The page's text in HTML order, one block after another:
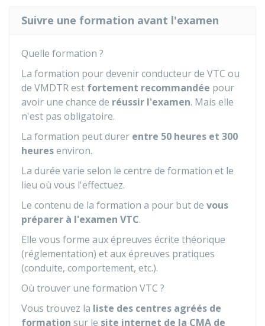
Suivre une formation avant l'examen
Quelle formation ?
La formation pour devenir conducteur de VTC ou
de VMDTRest fortement recommandée pour
avoir une chance de réussir l'examen. Mais elle
n'est pas obligatoire.
La formation peut durer entre 50 heures et 300
heuresenviron.
La durée varie selon le centre de formation et le
lieu où vous l'effectuez.
Le contenu de la formation a pour but de vous
préparer à l'examen VTC.
Elle vous forme aux épreuves écrite théorique
(réglementation) et aux épreuves pratiques
(conduite, comportement, etc.).
Où trouver une formation VTC ?
Vous trouvez la liste des centres agréés de
formation sur le site internet de la CMA de